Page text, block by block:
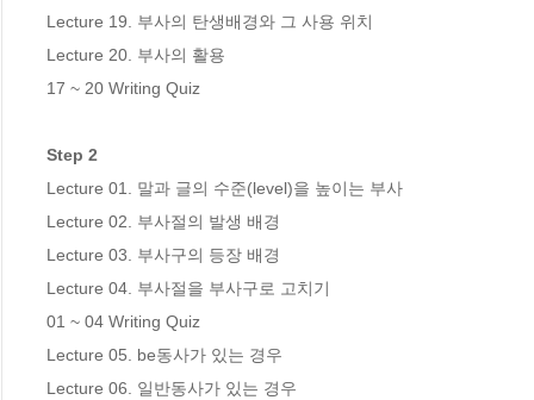
Lecture 19. 부사의 탄생배경와 그 사용 위치
Lecture 20. 부사의 활용
17 ~ 20 Writing Quiz
Step 2
Lecture 01. 말과 글의 수준(level)을 높이는 부사
Lecture 02. 부사절의 발생 배경
Lecture 03. 부사구의 등장 배경
Lecture 04. 부사절을 부사구로 고치기
01 ~ 04 Writing Quiz
Lecture 05. be동사가 있는 경우
Lecture 06. 일반동사가 있는 경우